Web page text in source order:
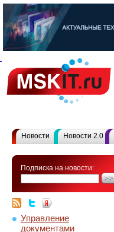
Новости Новости 2.0
Подписка на новости:
Управление
документами